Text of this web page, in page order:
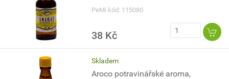
PeMi kód: 115080
38 Kč
Skladem
Aroco potravinářské aroma,